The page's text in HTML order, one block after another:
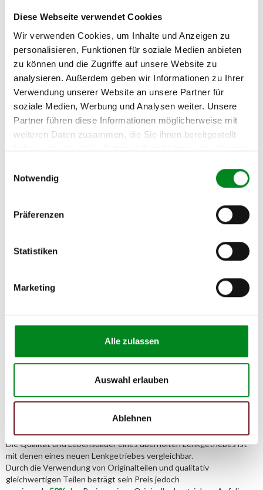
Diese Webseite verwendet Cookies
Wir verwenden Cookies, um Inhalte und Anzeigen zu
personalisieren, Funktionen für soziale Medien anbieten
zu können und die Zugriffe auf unsere Website zu
analysieren. Außerdem geben wir Informationen zu Ihrer
Verwendung unserer Website an unsere Partner für
soziale Medien, Werbung und Analysen weiter. Unsere
Partner führen diese Informationen möglicherweise mit
weiteren Daten zusammen, die Sie ihnen bereitgestellt
haben oder die sie im Rahmen Ihrer Nutzung der Dienste
Notwendig
Präferenzen
Statistiken
Marketing
Alle zulassen
Auswahl erlauben
Ablehnen
Zur exakten Fahrzeug-Identifizierung können Sie auch unseren
Support kontaktieren (Chat
, Telefon oder E-Mail).
Wir benötigen folgende Fahrzeugdaten:Schlüsselnummerzu 2
(2.1) und zu 3 (2.2) oder
Passendes Fahrzeug nicht dabei?
Fahrzeug-Suche für AT-Lenkgetriebe»
Oder einfachim Chatnachfragen.
Person
Unternehmensname:
Adresse:
info@tmc-turbo.de
Lenkgetriebe und Servopumpen
Die Qualität und Lebensdauer eines überholten Lenkgetriebes ist
mit denen eines neuen Lenkgetriebes vergleichbar.
Durch die Verwendung von Originalteilen und qualitativ
gleichwertigen Teilen beträgt sein Preis jedoch